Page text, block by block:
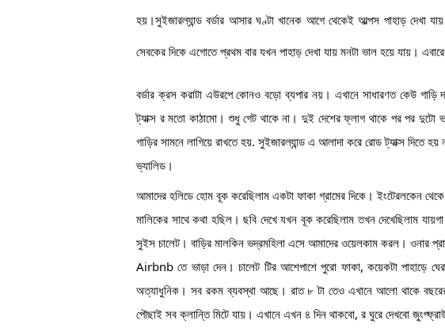
হয়।সুইজারল্যান্ড বর্ডার আসার ঘণ্টা খানেক আগে থেকেই আল্পস পাহাড়
সেবকের দিকে এগোতে প্রথম বার যখন পাহাড় দেখা যায় মনটা ভাল হয়ে যায়।
বর্ডার ক্রস করাটা এউরপে কোনও বড়ো ব্যপার নয়। এখানে সাধারণত কেউ গাড়ি
ট্যাক্স র মতো কাঠামো। শুধু গেট থাকে না। দুই দেশের ফ্লাগ থাকে পর পর দুটো
গাড়ির সামনে লাগিয়ে রাখতে হয়. সুইজারল্যান্ড এ আলাদা করে রোড ট্যাক্স দিতে
ভ্যালিড।
আমাদের হলিডে হোম বূক করেছিলাম একটা ফাকা গ্রামের দিকে। ইংটেরলকেন
মালিকের সাথে কথা হছিল। ছবি দেখে যখন বূক করেছিলাম তখন দেখেছিলাম
সুইস চালেট। বাড়ির মালকিন ভদ্রমহিলা এসে আমাদের ওয়েলকাম করল। ওনার
Airbnb তে ভাড়া দেন। চালেট টির আশেপাশে পুরো ফাকা, কয়েকটা পাহাড়ে
অত্যাধুনিক। সব রকম ব্যবস্থা আছে। রাত ৮ টা তেও এখানে আলো থাকে
পৌছাই সব ক্লান্তি মিটে যায়। এখানে এখন ৪ দিন থাকবো, র ঘুরে দেখবো